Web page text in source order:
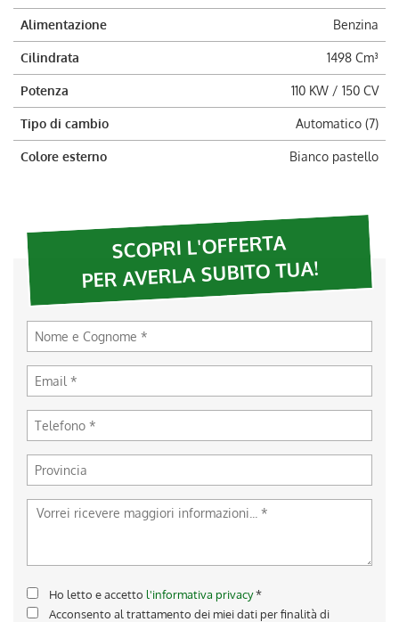
Alimentazione Benzina
Cilindrata 1498 Cm³
Potenza 110 KW / 150 CV
Tipo di cambio Automatico (7)
Colore esterno Bianco pastello
SCOPRI L'OFFERTA
PER AVERLA SUBITO TUA!
Ho letto e accetto l'informativa privacy*
Acconsento al trattamento dei miei dati per finalità di